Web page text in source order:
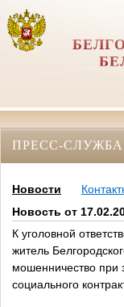
ПРЕСС-СЛУЖБА
Новости
Новость от
К уголовной
житель
мошенничество при
социального